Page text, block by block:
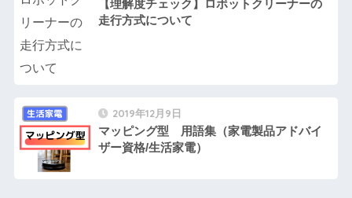
【理解度チェック】ロボットクリーナーの
走行方式について
2019年12月9日
マッピング型 用語集（家電製品アドバイ
ザー資格/生活家電）